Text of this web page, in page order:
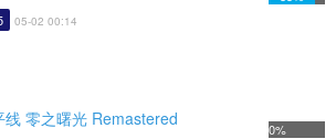
05-02 00:14
线 零之曙光 Remastered 0%